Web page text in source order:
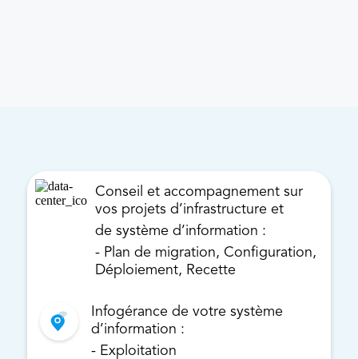
Conseil et accompagnement sur
vos projets d’infrastructure et
de système d’information :
- Plan de migration, Configuration,
Déploiement, Recette
Infogérance de votre système
d’information :
- Exploitation